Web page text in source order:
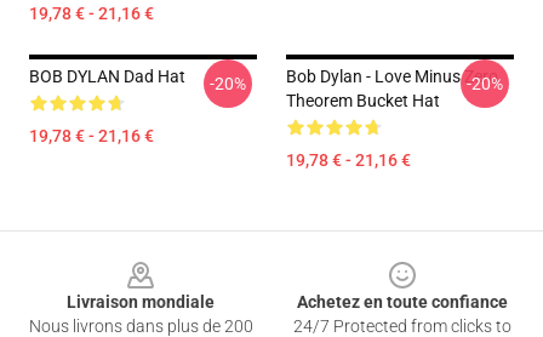
19,78 € - 21,16 €
BOB DYLAN Dad Hat
19,78 € - 21,16 €
-20%
Bob Dylan - Love Minus Zero
Theorem Bucket Hat
19,78 € - 21,16 €
-20%
Livraison mondiale
Nous livrons dans plus de 200
Achetez en toute confiance
24/7 Protected from clicks to